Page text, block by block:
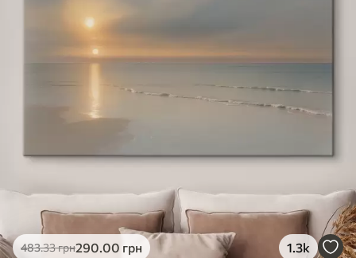
483.33грн290.00 грн 1.3k